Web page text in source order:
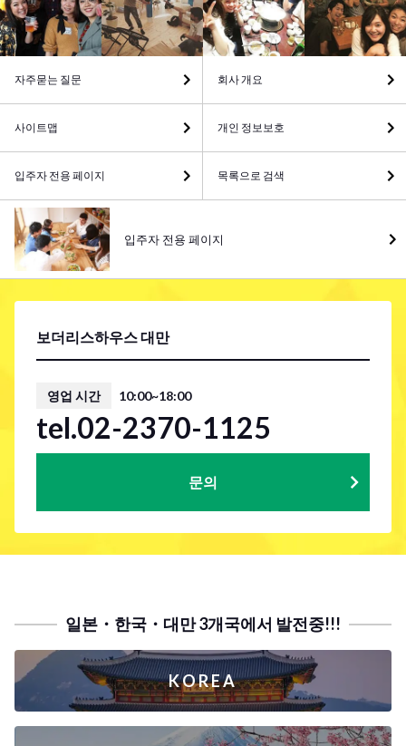
보더리스하우스 대만
영업 시간 10:00~18:00
tel.02-2370-1125
문의
자주묻는 질문 회사 개요
사이트맵 개인 정보보호
입주자 전용 페이지 목록으로 검색
입주자 전용 페이지
일본・한국・대만 3개국에서 발전중!!!
KOREA